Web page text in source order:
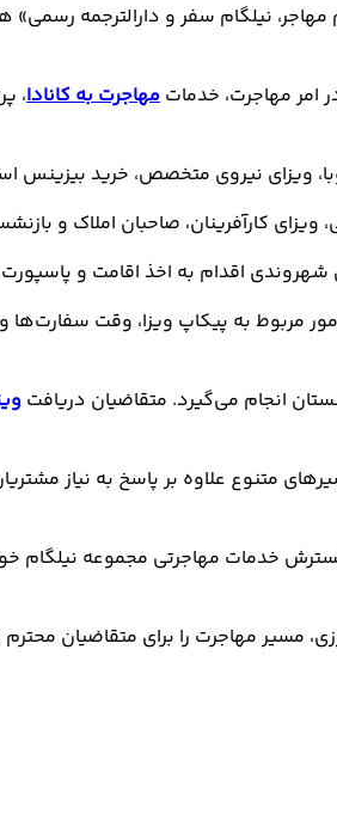
تجاری جدید، با ۳ زیرمجموعه «نیلگام مهاجر،
امر مهاجرت، خدمات مهاجرت به کانادا،
ویزای نیروی متخصص، خرید
ویزای کارآفرینان، صاحبان املاک و
شهروندی اقدام به اخذ اقامت و
مربوط به پیکاپ ویزا، وقت سفارت‌ها
متنوع علاوه بر پاسخ به نیاز
خدمات مهاجرتی مجموعه نیلگام
مسیر مهاجرت را برای متقاضیان